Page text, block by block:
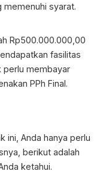
memenuhi syarat.
Rp500.000.000,00
fasilitas
perlu membayar
PPh Final.
ini, Anda hanya perlu
berikut adalah
ketahui.